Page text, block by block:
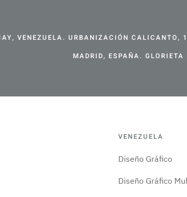
VENEZUELA. URBANIZACIÓN CALICANTO,
MADRID, ESPAÑA. GLORIETA
VENEZUELA
Diseño Gráfico
Diseño Gráfico